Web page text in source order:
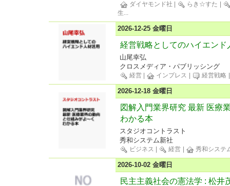
ダイヤモンド社 らき☆すた
生...
2026-12-25 金曜日
経営戦略としてのハイエンド
山尾幸弘
クロスメディア・パブリッシング
経営 インプレス 経営戦略
2026-12-18 金曜日
図解入門業界研究 最新 医療
わかる本
スタジオコントラスト
秀和システム新社
ビジネス 経営 秀和システ
2026-10-02 金曜日
民主主義社会の憲法学 : 松井